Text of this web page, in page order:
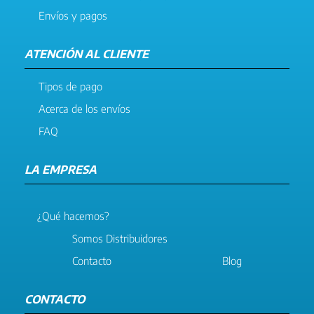
Envíos y pagos
ATENCIÓN AL CLIENTE
Tipos de pago
Acerca de los envíos
FAQ
LA EMPRESA
¿Qué hacemos?
Somos Distribuidores
Contacto
Blog
CONTACTO